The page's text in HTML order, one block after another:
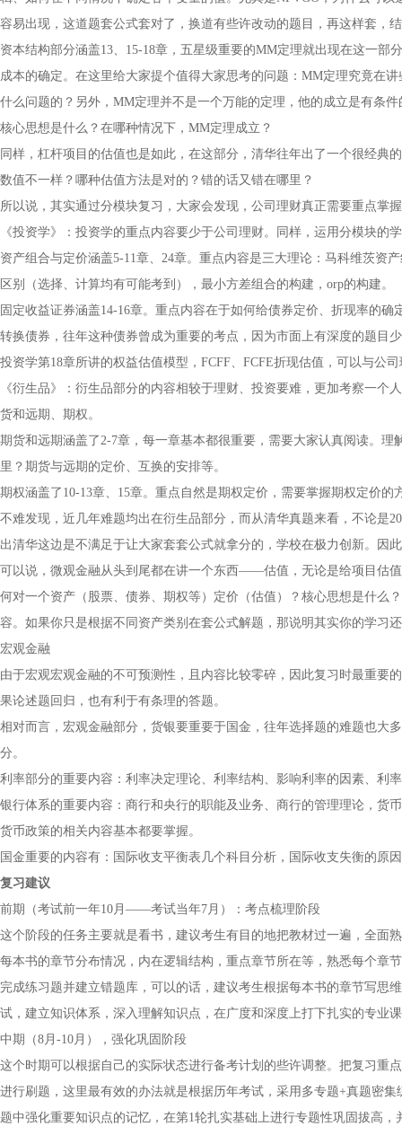
容易出现，这道题套公式套对了，换道有些许改动的题目，再这样套，
资本结构部分涵盖13、15-18章，五星级重要的MM定理就出现在这一
成本的确定。在这里给大家提个值得大家思考的问题：MM定理究竟在
什么问题的？另外，MM定理并不是一个万能的定理，他的成立是有条
核心思想是什么？在哪种情况下，MM定理成立？
同样，杠杆项目的估值也是如此，在这部分，清华往年出了一个很经
数值不一样？哪种估值方法是对的？错的话又错在哪里？
所以说，其实通过分模块复习，大家会发现，公司理财真正需要重点掌
《投资学》：投资学的重点内容要少于公司理财。同样，运用分模块
资产组合与定价涵盖5-11章、24章。重点内容是三大理论：马科维茨资
区别（选择、计算均有可能考到），最小方差组合的构建，orp的构建。
固定收益证券涵盖14-16章。重点内容在于如何给债券定价、折现率的
转换债券，往年这种债券曾成为重要的考点，因为市面上有深度的题目
投资学第18章所讲的权益估值模型，FCFF、FCFE折现估值，可以与公
《衍生品》：衍生品部分的内容相较于理财、投资要难，更加考察一
货和远期、期权。
期货和远期涵盖了2-7章，每一章基本都很重要，需要大家认真阅读。
里？期货与远期的定价、互换的安排等。
期权涵盖了10-13章、15章。重点自然是期权定价，需要掌握期权定价
不难发现，近几年难题均出在衍生品部分，而从清华真题来看，不论是
出清华这边是不满足于让大家套套公式就拿分的，学校在极力创新。因
可以说，微观金融从头到尾都在讲一个东西——估值，无论是给项目估
何对一个资产（股票、债券、期权等）定价（估值）？核心思想是什么
容。如果你只是根据不同资产类别在套公式解题，那说明其实你的学习
宏观金融
由于宏观宏观金融的不可预测性，且内容比较零碎，因此复习时最重要
果论述题回归，也有利于有条理的答题。
相对而言，宏观金融部分，货银要重要于国金，往年选择题的难题也大
分。
利率部分的重要内容：利率决定理论、利率结构、影响利率的因素、利
银行体系的重要内容：商行和央行的职能及业务、商行的管理理论，货
货币政策的相关内容基本都要掌握。
国金重要的内容有：国际收支平衡表几个科目分析，国际收支失衡的原
复习建议
前期（考试前一年10月——考试当年7月）：考点梳理阶段
这个阶段的任务主要就是看书，建议考生有目的地把教材过一遍，全面
每本书的章节分布情况，内在逻辑结构，重点章节所在等，熟悉每个章
完成练习题并建立错题库，可以的话，建议考生根据每本书的章节写思
试，建立知识体系，深入理解知识点，在广度和深度上打下扎实的专业
中期（8月-10月），强化巩固阶段
这个时期可以根据自己的实际状态进行备考计划的些许调整。把复习重
进行刷题，这里最有效的办法就是根据历年考试，采用多专题+真题密
题中强化重要知识点的记忆，在第1轮扎实基础上进行专题性巩固拔高